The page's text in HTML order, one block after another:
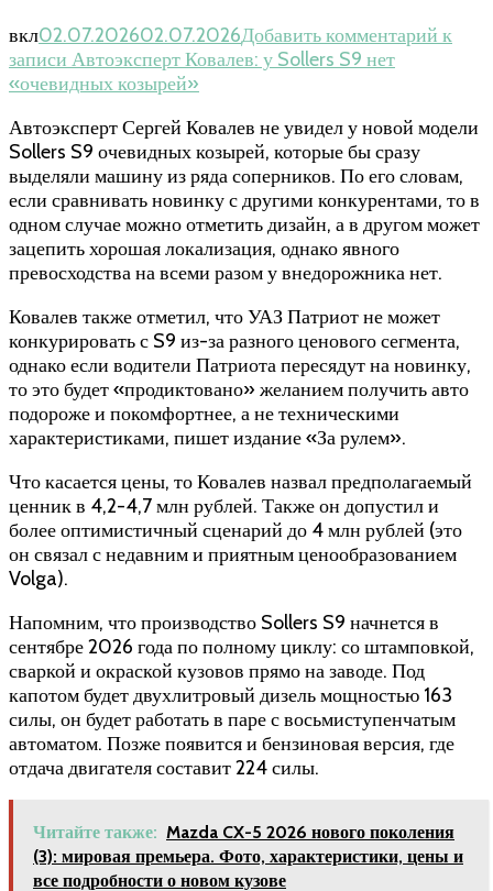
вкл02.07.202602.07.2026Добавить комментарий к
записи Автоэксперт Ковалев: у Sollers S9 нет
«очевидных козырей»
Автоэксперт Сергей Ковалев не увидел у новой модели
Sollers S9 очевидных козырей, которые бы сразу
выделяли машину из ряда соперников. По его словам,
если сравнивать новинку с другими конкурентами, то в
одном случае можно отметить дизайн, а в другом может
зацепить хорошая локализация, однако явного
превосходства на всеми разом у внедорожника нет.
Ковалев также отметил, что УАЗ Патриот не может
конкурировать с S9 из-за разного ценового сегмента,
однако если водители Патриота пересядут на новинку,
то это будет «продиктовано» желанием получить авто
подороже и покомфортнее, а не техническими
характеристиками, пишет издание «За рулем».
Что касается цены, то Ковалев назвал предполагаемый
ценник в 4,2-4,7 млн рублей. Также он допустил и
более оптимистичный сценарий до 4 млн рублей (это
он связал с недавним и приятным ценообразованием
Volga).
Напомним, что производство Sollers S9 начнется в
сентябре 2026 года по полному циклу: со штамповкой,
сваркой и окраской кузовов прямо на заводе. Под
капотом будет двухлитровый дизель мощностью 163
силы, он будет работать в паре с восьмиступенчатым
автоматом. Позже появится и бензиновая версия, где
отдача двигателя составит 224 силы.
Читайте также: Mazda CX-5 2026 нового поколения
(3): мировая премьера. Фото, характеристики, цены и
все подробности о новом кузове